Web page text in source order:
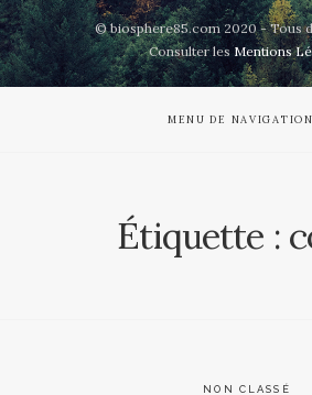
© biosphere85.com 2020 - Tous
Consulter lesMentions
MENU DE NAVIGATION
Étiquette :
NON CLASSÉ